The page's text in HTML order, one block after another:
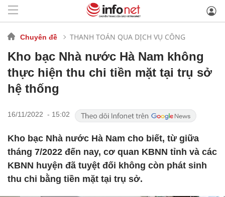
Chuyên đề THANH TOÁN QUA DỊCH VỤ CÔNG
Kho bạc Nhà nước Hà Nam không
thực hiện thu chi tiền mặt tại trụ sở
hệ thống
16/11/2022 - 15:02
Kho bạc Nhà nước Hà Nam cho biết, từ giữa
tháng 7/2022 đến nay, cơ quan KBNN tỉnh và các
KBNN huyện đã tuyệt đối không còn phát sinh
thu chi bằng tiền mặt tại trụ sở.